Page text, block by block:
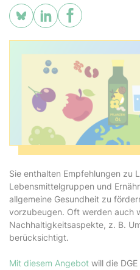
Sie enthalten Empfehlungen zu
Lebensmittelgruppen und
allgemeine Gesundheit zu
vorzubeugen. Oft werden auch
Nachhaltigkeitsaspekte, z. B.
berücksichtigt.
Mit diesem Angebot will die